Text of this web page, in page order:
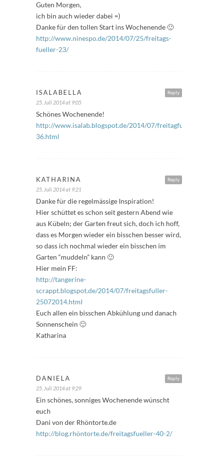
Guten Morgen,
ich bin auch wieder dabei =)
Danke für den tollen Start ins Wochenende 🙂
http://www.ninespo.de/2014/07/25/freitags-
fueller-23/
Reply
ISALABELLA
25. Juli 2014 at 9:05
Schönes Wochenende!
http://www.isalab.blogspot.de/2014/07/freitagfuller-
36.html
Reply
KATHARINA
25. Juli 2014 at 9:21
Danke für die regelmässige Inspiration!
Hier schüttet es schon seit gestern Abend wie
aus Kübeln; der Garten freut sich, doch ich hoff,
dass es Morgen wieder ein bisschen besser wird,
so dass ich nochmal wieder ein bisschen im
Garten “muddeln” kann 🙂
Hier mein FF:
http://tangerine-
scrappt.blogspot.de/2014/07/freitagsfuller-
25072014.html
Euch allen ein bisschen Abkühlung und danach
Sonnenschein 🙂
Katharina
Reply
DANIELA
25. Juli 2014 at 9:29
Ein schönes, sonniges Wochenende wünscht
euch
Dani von der Rhöntorte.de
http://blog.rhöntorte.de/freitagsfueller-40-2/